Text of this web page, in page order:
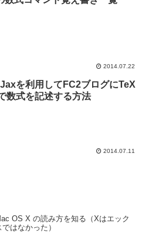
2014.07.22
を利用してFC2ブログにTeX
数式を記述する方法
2014.07.11
OS X の読み方を知る（Xはエック
ではなかった）